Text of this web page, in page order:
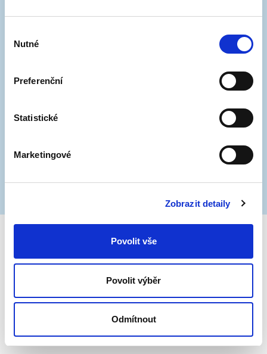
souhlasu
Nutné
Preferenční
Statistické
Marketingové
Zobrazit detaily
Povolit vše
Povolit výběr
Odmítnout
fungovat v upraveném režimu. Doposud byly nahoře
intervalu 10:30 – 21:00 hodin.
se momentálně nachází v centru. Konkrétně se
Sukova, Orlí, Běhounská, Solniční, Středova,
Zámečnická, Starobrněnská, Zelný trh–Orlí, Údolní,
Petrov, Dominikánské náměstí.